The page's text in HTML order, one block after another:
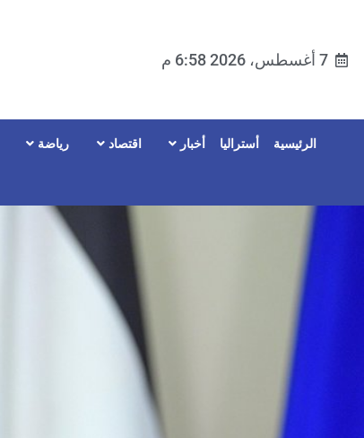
7 أغسطس، 2026 6:58 م
الرئيسية أستراليا أخبار اقتصاد رياضة